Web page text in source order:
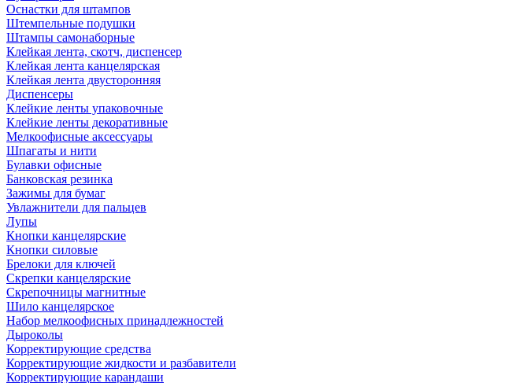
Оснастки для штампов
Штемпельные подушки
Штампы самонаборные
Клейкая лента, скотч, диспенсер
Клейкая лента канцелярская
Клейкая лента двусторонняя
Диспенсеры
Клейкие ленты упаковочные
Клейкие ленты декоративные
Мелкоофисные аксессуары
Шпагаты и нити
Булавки офисные
Банковская резинка
Зажимы для бумаг
Увлажнители для пальцев
Лупы
Кнопки канцелярские
Кнопки силовые
Брелоки для ключей
Скрепки канцелярские
Скрепочницы магнитные
Шило канцелярское
Набор мелкоофисных принадлежностей
Дыроколы
Корректирующие средства
Корректирующие жидкости и разбавители
Корректирующие карандаши